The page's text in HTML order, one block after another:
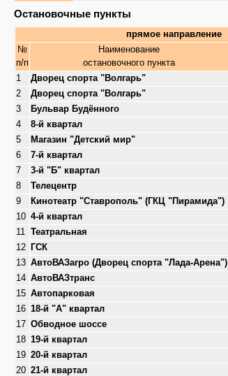
Остановочные пункты
прямое направление
№
п/п
Наименование
остановочного пункта
1
Дворец спорта "Волгарь"
2
Дворец спорта "Волгарь"
3
Бульвар Будённого
4
8-й квартал
5
Магазин "Детский мир"
6
7-й квартал
7
3-й "Б" квартал
8
Телецентр
9
Кинотеатр "Ставрополь" (ГКЦ "Пирамида")
10 4-й квартал
11
Театральная
12
ГСК
13 АвтоВАЗагро (Дворец спорта "Лада-Арена")
14 АвтоВАЗтранс
15 Автопарковая
16 18-й "А" квартал
17 Обводное шоссе
18 19-й квартал
19 20-й квартал
20 21-й квартал